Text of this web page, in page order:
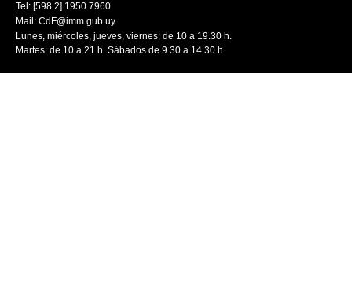
Tel: [598 2] 1950 7960
Mail: CdF@imm.gub.uy
Lunes, miércoles, jueves, viernes: de 10 a 19.30 h.
Martes: de 10 a 21 h. Sábados de 9.30 a 14.30 h.